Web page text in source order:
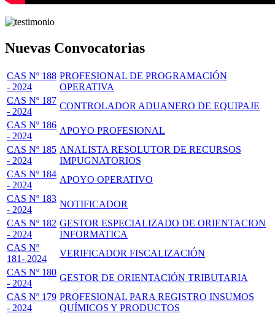
Nuevas Convocatorias
CAS Nº 188
- 2024
PROFESIONAL DE PROGRAMACIÓN
OPERATIVA
CAS Nº 187
- 2024
CONTROLADOR ADUANERO DE EQUIPAJE
CAS Nº 186
- 2024
APOYO PROFESIONAL
CAS Nº 185
- 2024
ANALISTA RESOLUTOR DE RECURSOS
IMPUGNATORIOS
CAS Nº 184
- 2024
APOYO OPERATIVO
CAS Nº 183
- 2024
NOTIFICADOR
CAS Nº 182
- 2024
GESTOR ESPECIALIZADO DE ORIENTACION
INFORMATICA
CAS Nº
181- 2024
VERIFICADOR FISCALIZACIÓN
CAS Nº 180
- 2024
GESTOR DE ORIENTACIÓN TRIBUTARIA
CAS Nº 179
- 2024
PROFESIONAL PARA REGISTRO INSUMOS
QUÍMICOS Y PRODUCTOS